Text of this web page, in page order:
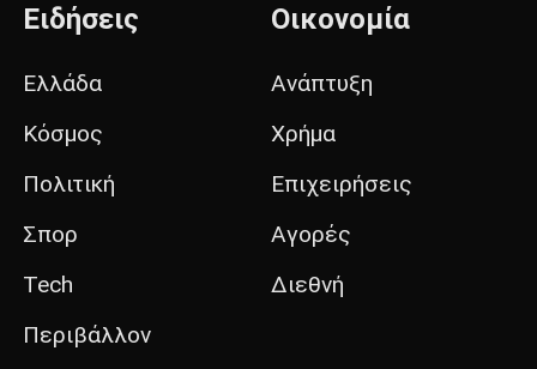
Ειδήσεις
Ελλάδα
Κόσμος
Πολιτική
Σπορ
Tech
Περιβάλλον
Οικονομία
Ανάπτυξη
Χρήμα
Επιχειρήσεις
Αγορές
Διεθνή